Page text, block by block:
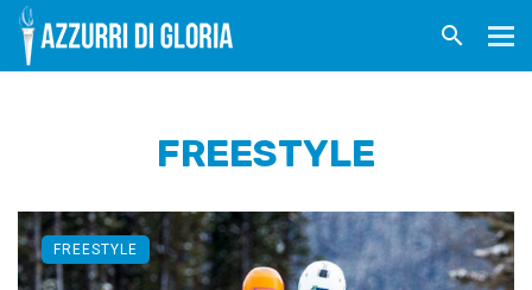
FREESTYLE
FREESTYLE